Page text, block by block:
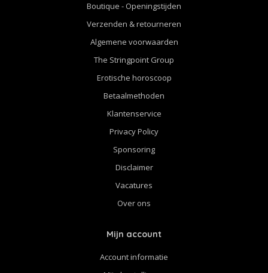
Boutique - Openingstijden
Verzenden & retourneren
Algemene voorwaarden
The Stringpoint Group
Erotische horoscoop
Betaalmethoden
Klantenservice
Privacy Policy
Sponsoring
Disclaimer
Vacatures
Over ons
Mijn account
Account informatie